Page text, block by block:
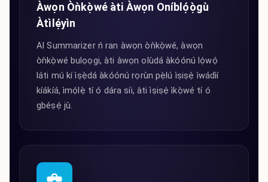
Àwọn Òǹkọ̀wé àti Àwọn Oníblọ́ọ̀gù
Àtìlẹ́yìn
AI Summarizer ń ran àwọn òǹkọ̀wé, àwọn
òǹkọ̀wé bulọọgi, àti àwọn olùdá àkóónú lọ́wọ́
láti mú kí ìṣẹ̀dá àkóónú rọrùn pẹ̀lú ìṣiṣẹ́ ìwádìí
kíákíá, ìmọ́lẹ̀ tí ó dára síi, àti ìṣiṣẹ́ ìkọ̀wé tí ó
gbéṣẹ́ jù.